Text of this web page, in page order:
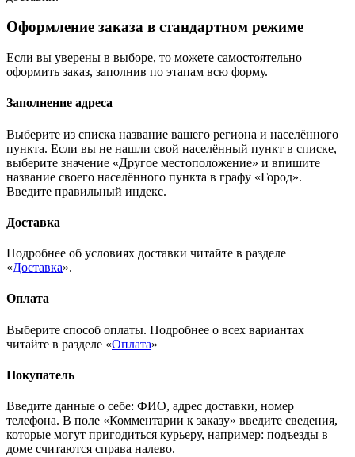
Оформление заказа в стандартном режиме
Если вы уверены в выборе, то можете самостоятельно
оформить заказ, заполнив по этапам всю форму.
Заполнение адреса
Выберите из списка название вашего региона и населённого
пункта. Если вы не нашли свой населённый пункт в списке,
выберите значение «Другое местоположение» и впишите
название своего населённого пункта в графу «Город».
Введите правильный индекс.
Доставка
Подробнее об условиях доставки читайте в разделе
«Доставка».
Оплата
Выберите способ оплаты. Подробнее о всех вариантах
читайте в разделе «Оплата»
Покупатель
Введите данные о себе: ФИО, адрес доставки, номер
телефона. В поле «Комментарии к заказу» введите сведения,
которые могут пригодиться курьеру, например: подъезды в
доме считаются справа налево.